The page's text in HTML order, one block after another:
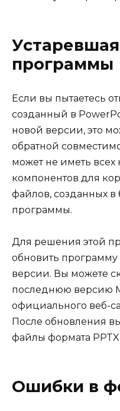
программы
Если вы пытаетесь
созданный в
новой версии, это
обратной
может не иметь
компонентов для
файлов, созданных в
программы.
Для решения этой
обновить
версии. Вы можете
последнюю версию
официального веб-
После обновления
файлы формата
Ошибки в